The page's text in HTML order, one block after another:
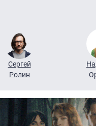
Сергей
Ролин